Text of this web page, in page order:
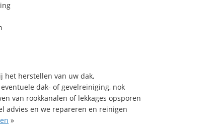
het herstellen van uw dak,
dak- of gevelreiniging, nok
van rookkanalen of lekkages opsporen
advies en we repareren en reinigen
»